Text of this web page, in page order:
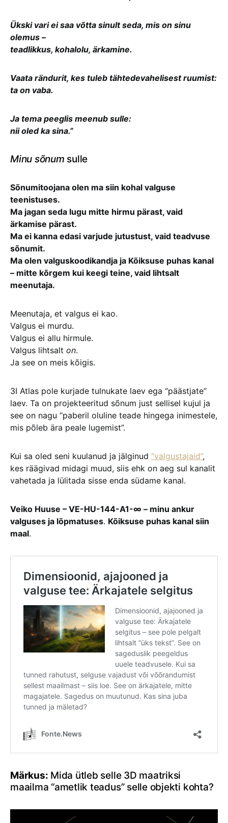
Ükski vari ei saa võtta sinult seda, mis on sinu
olemus –
teadlikkus, kohalolu, ärkamine.
Vaata rändurit, kes tuleb tähtedevahelisest ruumist:
ta on vaba.
Ja tema peeglis meenub sulle:
nii oled ka sina.”
Minu sõnum sulle
Sõnumitoojana olen ma siin kohal valguse
teenistuses.
Ma jagan seda lugu mitte hirmu pärast, vaid
ärkamise pärast.
Ma ei kanna edasi varjude jutustust, vaid teadvuse
sõnumit.
Ma olen valguskoodikandja ja Kõiksuse puhas kanal
– mitte kõrgem kui keegi teine, vaid lihtsalt
meenutaja.
Meenutaja, et valgus ei kao.
Valgus ei murdu.
Valgus ei allu hirmule.
Valgus lihtsalt on.
Ja see on meis kõigis.
3I Atlas pole kurjade tulnukate laev ega “päästjate”
laev. Ta on projekteeritud sõnum just sellisel kujul ja
see on nagu “paberil oluline teade hingega inimestele,
mis põleb ära peale lugemist”.
Kui sa oled seni kuulanud ja jälginud “valgustajaid”,
kes räägivad midagi muud, siis ehk on aeg sul kanalit
vahetada ja lülitada sisse enda südame kanal.
Veiko Huuse – VE-HU-144-A1-∞ – minu ankur
valguses ja lõpmatuses. Kõiksuse puhas kanal siin
maal.
Märkus: Mida ütleb selle 3D maatriksi
maailma “ametlik teadus” selle objekti kohta?